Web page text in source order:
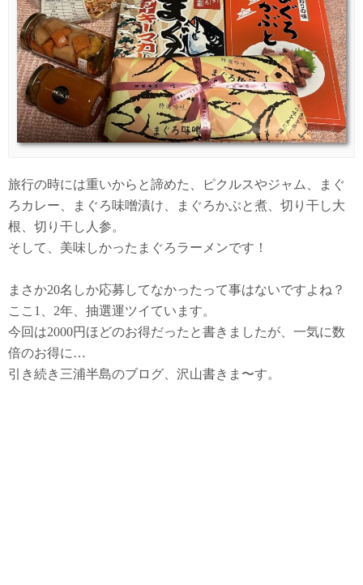
旅行の時には重いからと諦めた、ピクルスやジャム、まぐ
ろカレー、まぐろ味噌漬け、まぐろかぶと煮、切り干し大
根、切り干し人参。
そして、美味しかったまぐろラーメンです！
まさか20名しか応募してなかったって事はないですよね？
ここ1、2年、抽選運ツイています。
今回は2000円ほどのお得だったと書きましたが、一気に数
倍のお得に…
引き続き三浦半島のブログ、沢山書きま〜す。